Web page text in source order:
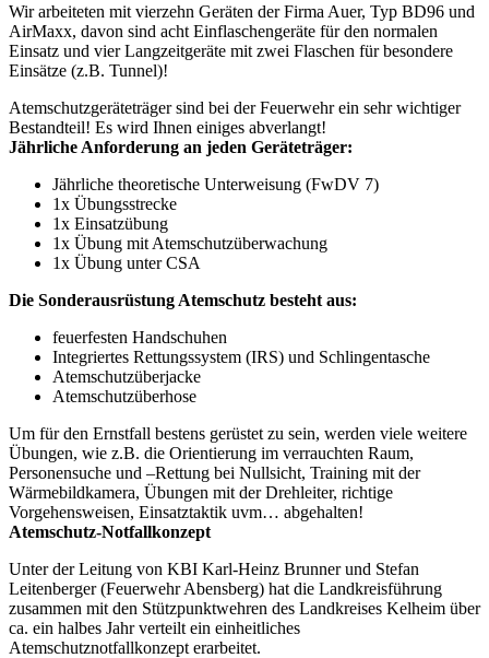
Wir arbeiteten mit vierzehn Geräten der Firma Auer, Typ BD96 und
AirMaxx, davon sind acht Einflaschengeräte für den normalen
Einsatz und vier Langzeitgeräte mit zwei Flaschen für besondere
Einsätze (z.B. Tunnel)!
Atemschutzgeräteträger sind bei der Feuerwehr ein sehr wichtiger
Bestandteil! Es wird Ihnen einiges abverlangt!
Jährliche Anforderung an jeden Geräteträger:
Jährliche theoretische Unterweisung (FwDV 7)
1x Übungsstrecke
1x Einsatzübung
1x Übung mit Atemschutzüberwachung
1x Übung unter CSA
Die Sonderausrüstung Atemschutz besteht aus:
feuerfesten Handschuhen
Integriertes Rettungssystem (IRS) und Schlingentasche
Atemschutzüberjacke
Atemschutzüberhose
Um für den Ernstfall bestens gerüstet zu sein, werden viele weitere
Übungen, wie z.B. die Orientierung im verrauchten Raum,
Personensuche und –Rettung bei Nullsicht, Training mit der
Wärmebildkamera, Übungen mit der Drehleiter, richtige
Vorgehensweisen, Einsatztaktik uvm… abgehalten!
Atemschutz-Notfallkonzept
Unter der Leitung von KBI Karl-Heinz Brunner und Stefan
Leitenberger (Feuerwehr Abensberg) hat die Landkreisführung
zusammen mit den Stützpunktwehren des Landkreises Kelheim über
ca. ein halbes Jahr verteilt ein einheitliches
Atemschutznotfallkonzept erarbeitet.